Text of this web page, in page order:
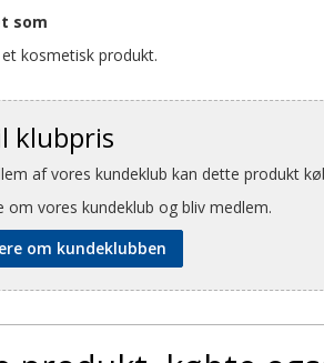
som
kosmetisk produkt.
klubpris
af vores kundeklub kan dette produkt
om vores kundeklub og bliv medlem.
om kundeklubben